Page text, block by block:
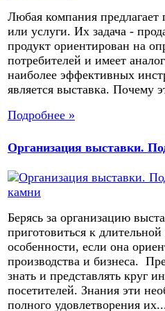
Любая компания предлагает
или услуги. Их задача -
продукт ориентирован на
потребителей и имеет
наиболее эффективных
является выставка. Почему
Подробнее »
Организация выставки.
Берясь за организацию
приготовиться к
особенности, если она
производства и бизнеса.
знать и представлять круг
посетителей. Знания эти
полного удовлетворения